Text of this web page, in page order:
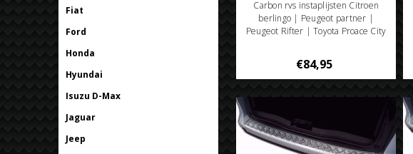
Fiat
Ford
Honda
Hyundai
Isuzu D-Max
Jaguar
Jeep
Carbon rvs instaplijsten Citroen
berlingo | Peugeot partner |
Peugeot Rifter | Toyota Proace City
€84,95